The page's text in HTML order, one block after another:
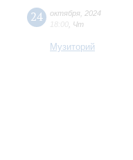
24 октября 2024
18:00 Чт
Музиторий